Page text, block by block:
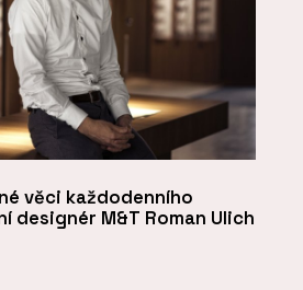
věci každodenního
designér M&T Roman Ulich